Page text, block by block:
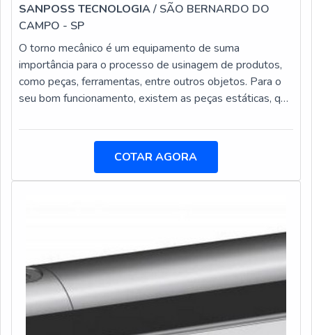
SANPOSS TECNOLOGIA/ SÃO BERNARDO DO
CAMPO - SP
O torno mecânico é um equipamento de suma
importância para o processo de usinagem de produtos,
como peças, ferramentas, entre outros objetos. Para o
seu bom funcionamento, existem as peças estáticas, que
procedimento.A ferramenta estática para torno preço
sua exímia utilidade no segmento, mas deve ser
adquirida de fornecedores confiáveis.As ferramentas são
COTAR AGORA